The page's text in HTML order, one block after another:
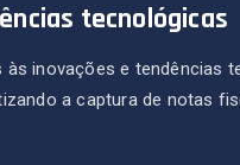
tecnológicas
inovações e tendências
a captura de notas